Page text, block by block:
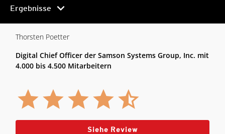
Ergebnisse chevron_right
Thorsten Poetter
Digital Chief Officer der Samson Systems Group, Inc. mit
4.000 bis 4.500 Mitarbeitern
Siehe Review